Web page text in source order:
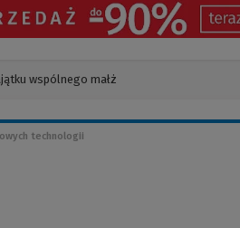
technologii